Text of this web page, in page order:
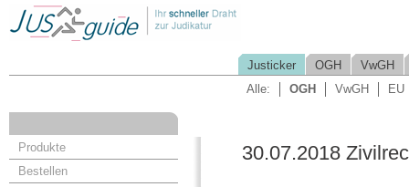
Justicker OGH
VwGH
Alle:
OGH VwGH EU
Produkte
Bestellen
30.07.2018